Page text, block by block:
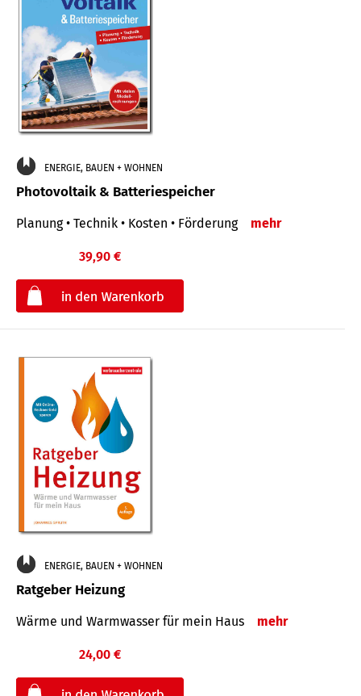
ENERGIE, BAUEN + WOHNEN
Photovoltaik & Batteriespeicher
Planung • Technik • Kosten • Förderung mehr
39,90 €
ENERGIE, BAUEN + WOHNEN
Ratgeber Heizung
Wärme und Warmwasser für mein Haus mehr
24,00 €